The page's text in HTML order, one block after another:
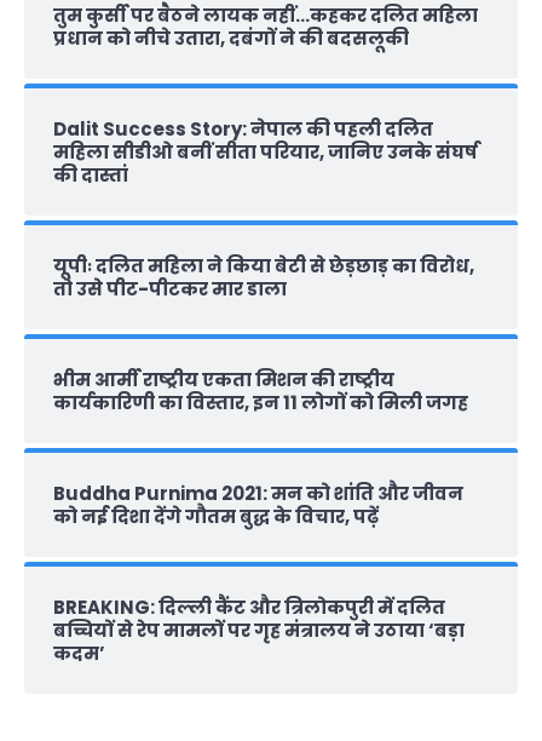
तुम कुर्सी पर बैठने लायक नहीं…कहकर दलित महिला
प्रधान को नीचे उतारा, दबंगों ने की बदसलूकी
Dalit Success Story: नेपाल की पहली दलित
महिला सीडीओ बनीं सीता परियार, जानिए उनके संघर्ष
की दास्‍तां
यूपीः दलित महिला ने किया बेटी से छेड़छाड़ का विरोध,
तो उसे पीट-पीटकर मार डाला
भीम आर्मी राष्‍ट्रीय एकता मिशन की राष्‍ट्रीय
कार्यकारिणी का विस्तार, इन 11 लोगों को मिली जगह
Buddha Purnima 2021: मन को शांति और जीवन
को नई दिशा देंगे गौतम बुद्ध के विचार, पढ़ें
BREAKING: दिल्‍ली कैंट और त्रिलोकपुरी में दलित
बच्चियों से रेप मामलों पर गृह मंत्रालय ने उठाया ‘बड़ा
कदम’